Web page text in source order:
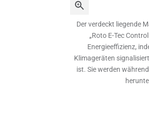
Der verdeckt liegende
„Roto E-Tec
Energieeffizienz,
Klimageräten
ist. Sie werden